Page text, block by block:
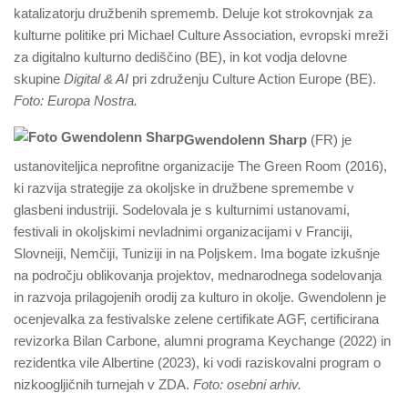
katalizatorju družbenih sprememb. Deluje kot strokovnjak za
kulturne politike pri Michael Culture Association, evropski mreži
za digitalno kulturno dediščino (BE), in kot vodja delovne
skupine Digital & AI pri združenju Culture Action Europe (BE).
Foto: Europa Nostra.
Gwendolenn Sharp (FR) je
ustanoviteljica neprofitne organizacije The Green Room (2016),
ki razvija strategije za okoljske in družbene spremembe v
glasbeni industriji. Sodelovala je s kulturnimi ustanovami,
festivali in okoljskimi nevladnimi organizacijami v Franciji,
Slovneiji, Nemčiji, Tuniziji in na Poljskem. Ima bogate izkušnje
na področju oblikovanja projektov, mednarodnega sodelovanja
in razvoja prilagojenih orodij za kulturo in okolje. Gwendolenn je
ocenjevalka za festivalske zelene certifikate AGF, certificirana
revizorka Bilan Carbone, alumni programa Keychange (2022) in
rezidentka vile Albertine (2023), ki vodi raziskovalni program o
nizkoogljičnih turnejah v ZDA. Foto: osebni arhiv.